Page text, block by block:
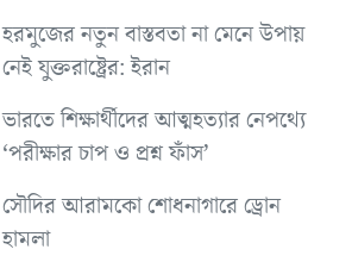
হরমুজের নতুন বাস্তবতা না মেনে উপায়
নেই যুক্তরাষ্ট্রের: ইরান
ভারতে শিক্ষার্থীদের আত্মহত্যার নেপথ্যে
‘পরীক্ষার চাপ ও প্রশ্ন ফাঁস’
সৌদির আরামকো শোধনাগারে ড্রোন
হামলা